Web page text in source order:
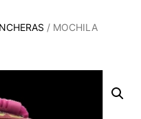
/ MOCHILA